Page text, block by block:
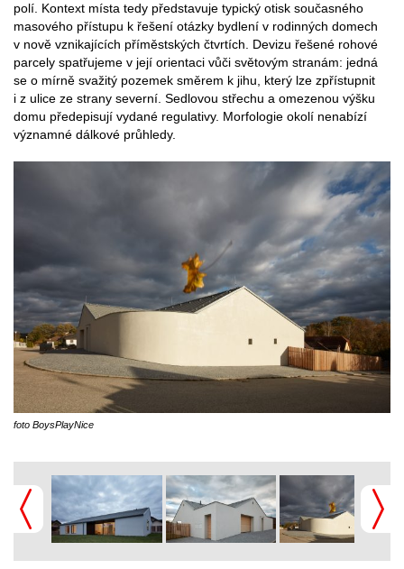
polí. Kontext místa tedy představuje typický otisk současného
masového přístupu k řešení otázky bydlení v rodinných domech
v nově vznikajících příměstských čtvrtích. Devizu řešené rohové
parcely spatřujeme v její orientaci vůči světovým stranám: jedná
se o mírně svažitý pozemek směrem k jihu, který lze zpřístupnit
i z ulice ze strany severní. Sedlovou střechu a omezenou výšku
domu předepisují vydané regulativy. Morfologie okolí nenabízí
významné dálkové průhledy.
foto BoysPlayNice